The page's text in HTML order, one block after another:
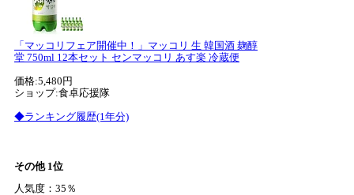
「マッコリフェア開催中！」マッコリ 生 韓国酒 麹醇
堂 750ml 12本セット センマッコリ あす楽 冷蔵便
価格:5,480円
ショップ:食卓応援隊
◆ランキング履歴(1年分)
その他 1位
人気度：35％